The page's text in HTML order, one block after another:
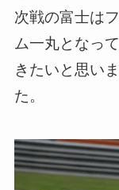
次戦の富士は
ム一丸となっ
きたいと思い
た。